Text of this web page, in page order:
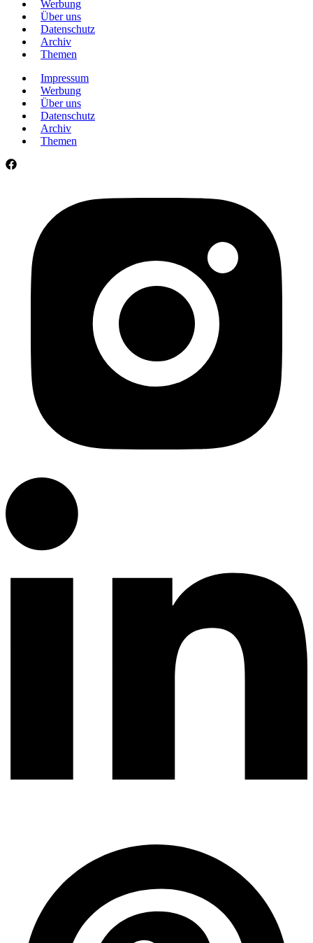
Werbung
Über uns
Datenschutz
Archiv
Themen
Impressum
Werbung
Über uns
Datenschutz
Archiv
Themen